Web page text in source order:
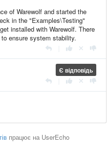
of Warewolf and started the
in the "Examples\Testing"
installed with Warewolf. There
ensure system stability.
Є відповідь
працює на UserEcho